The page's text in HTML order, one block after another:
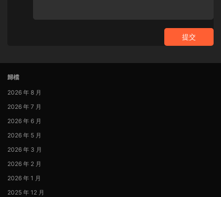
提交
歸檔
2026 年 8 月
2026 年 7 月
2026 年 6 月
2026 年 5 月
2026 年 3 月
2026 年 2 月
2026 年 1 月
2025 年 12 月